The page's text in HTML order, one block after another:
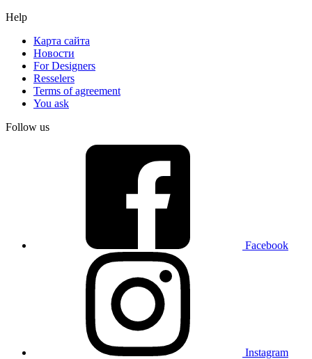
Help
Карта сайта
Новости
For Designers
Resselers
Terms of agreement
You ask
Follow us
Facebook
Instagram